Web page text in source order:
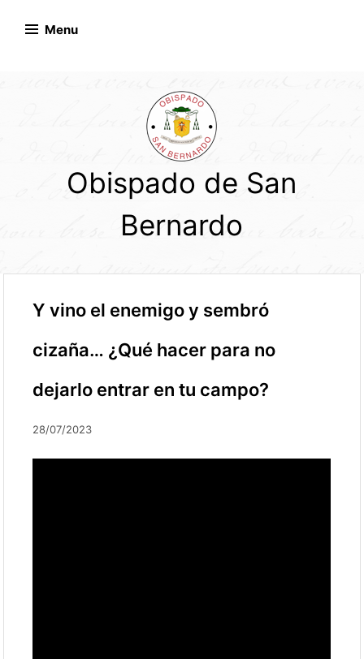
Menu
Obispado de San
Bernardo
Y vino el enemigo y sembró
cizaña… ¿Qué hacer para no
dejarlo entrar en tu campo?
28/07/2023